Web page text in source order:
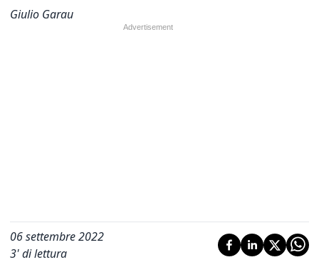
Giulio Garau
06 settembre 2022
3' di lettura